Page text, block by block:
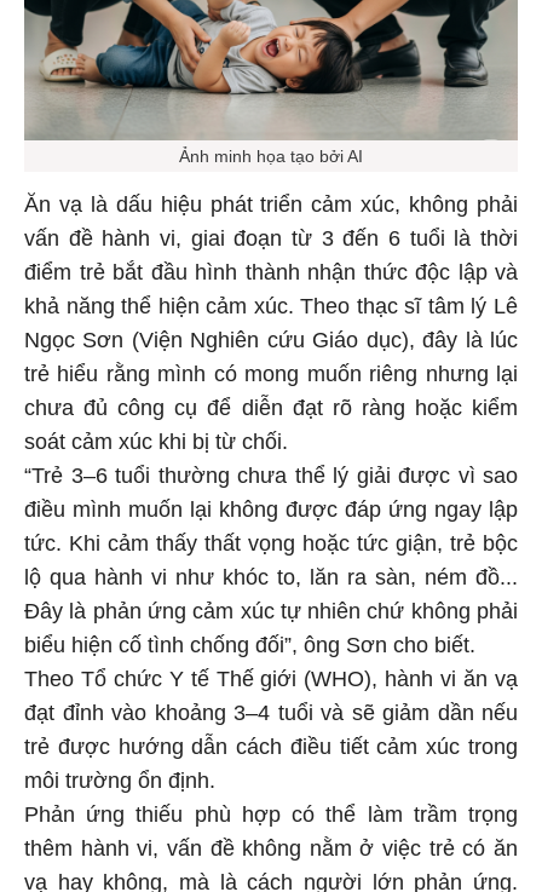
Ảnh minh họa tạo bởi AI
Ăn vạ là dấu hiệu phát triển cảm xúc, không phải
vấn đề hành vi, giai đoạn từ 3 đến 6 tuổi là thời
điểm trẻ bắt đầu hình thành nhận thức độc lập và
khả năng thể hiện cảm xúc. Theo thạc sĩ tâm lý Lê
Ngọc Sơn (Viện Nghiên cứu Giáo dục), đây là lúc
trẻ hiểu rằng mình có mong muốn riêng nhưng lại
chưa đủ công cụ để diễn đạt rõ ràng hoặc kiểm
soát cảm xúc khi bị từ chối.
“Trẻ 3–6 tuổi thường chưa thể lý giải được vì sao
điều mình muốn lại không được đáp ứng ngay lập
tức. Khi cảm thấy thất vọng hoặc tức giận, trẻ bộc
lộ qua hành vi như khóc to, lăn ra sàn, ném đồ...
Đây là phản ứng cảm xúc tự nhiên chứ không phải
biểu hiện cố tình chống đối”, ông Sơn cho biết.
Theo Tổ chức Y tế Thế giới (WHO), hành vi ăn vạ
đạt đỉnh vào khoảng 3–4 tuổi và sẽ giảm dần nếu
trẻ được hướng dẫn cách điều tiết cảm xúc trong
môi trường ổn định.
Phản ứng thiếu phù hợp có thể làm trầm trọng
thêm hành vi, vấn đề không nằm ở việc trẻ có ăn
vạ hay không, mà là cách người lớn phản ứng.